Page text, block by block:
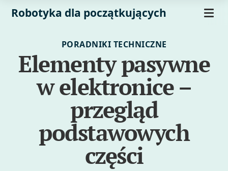
Robotyka dla początkujących
PORADNIKI TECHNICZNE
Elementy pasywne
w elektronice –
przegląd
podstawowych
części